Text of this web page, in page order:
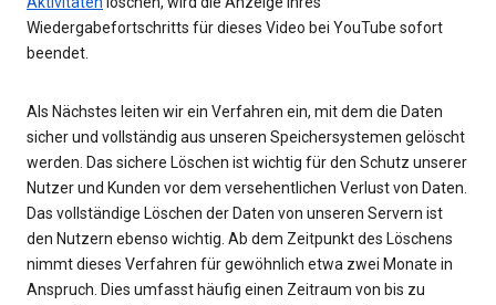
Wiedergabefortschritts für dieses Video bei YouTube sofort
beendet.
Als Nächstes leiten wir ein Verfahren ein, mit dem die Daten
sicher und vollständig aus unseren Speichersystemen gelöscht
werden. Das sichere Löschen ist wichtig für den Schutz unserer
Nutzer und Kunden vor dem versehentlichen Verlust von Daten.
Das vollständige Löschen der Daten von unseren Servern ist
den Nutzern ebenso wichtig. Ab dem Zeitpunkt des Löschens
nimmt dieses Verfahren für gewöhnlich etwa zwei Monate in
Anspruch. Dies umfasst häufig einen Zeitraum von bis zu